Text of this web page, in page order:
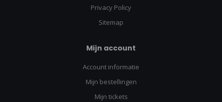
Privacy Policy
Sitemap
Mijn account
Account informatie
Mijn bestellingen
Mijn tickets